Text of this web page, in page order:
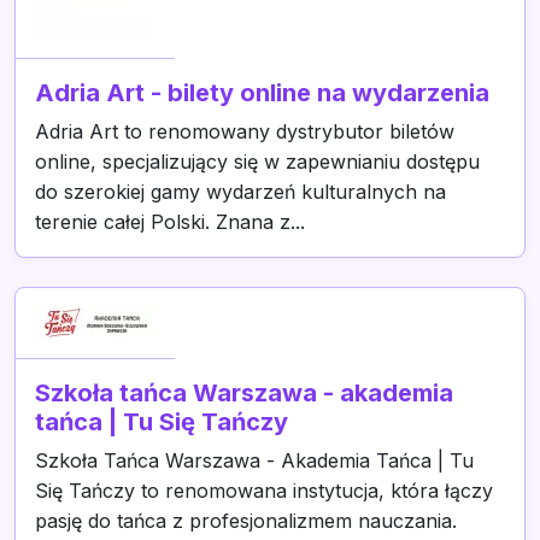
Adria Art - bilety online na wydarzenia
Adria Art to renomowany dystrybutor biletów
online, specjalizujący się w zapewnianiu dostępu
do szerokiej gamy wydarzeń kulturalnych na
terenie całej Polski. Znana z...
Szkoła tańca Warszawa - akademia
tańca | Tu Się Tańczy
Szkoła Tańca Warszawa - Akademia Tańca | Tu
Się Tańczy to renomowana instytucja, która łączy
pasję do tańca z profesjonalizmem nauczania.